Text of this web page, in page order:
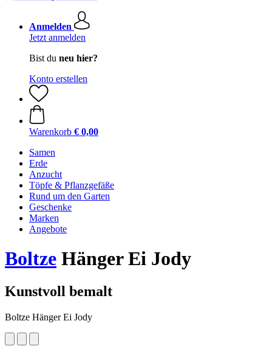
Anmelden
Jetzt anmelden
Bist du neu hier?
Konto erstellen
Warenkorb € 0,00
Samen
Erde
Anzucht
Töpfe & Pflanzgefäße
Rund um den Garten
Geschenke
Marken
Angebote
Boltze Hänger Ei Jody
Kunstvoll bemalt
Boltze Hänger Ei Jody